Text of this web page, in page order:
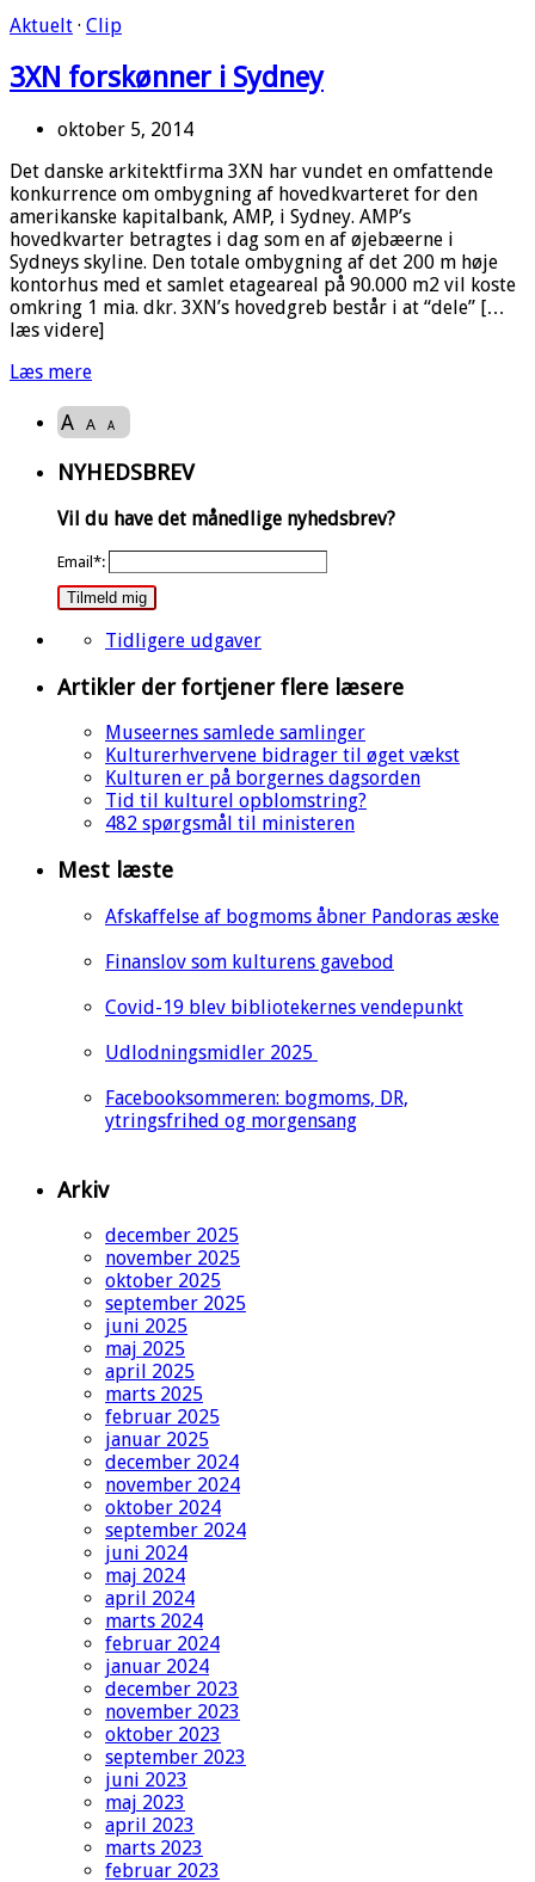
Aktuelt · Clip
3XN forskønner i Sydney
oktober 5, 2014
Det danske arkitektfirma 3XN har vundet en omfattende
konkurrence om ombygning af hovedkvarteret for den
amerikanske kapitalbank, AMP, i Sydney. AMP’s
hovedkvarter betragtes i dag som en af øjebæerne i
Sydneys skyline. Den totale ombygning af det 200 m høje
kontorhus med et samlet etageareal på 90.000 m2 vil koste
omkring 1 mia. dkr. 3XN’s hovedgreb består i at “dele” […
læs videre]
Læs mere
A A A
NYHEDSBREV
Vil du have det månedlige nyhedsbrev?
Email*:
Tilmeld mig
Tidligere udgaver
Artikler der fortjener flere læsere
Museernes samlede samlinger
Kulturerhvervene bidrager til øget vækst
Kulturen er på borgernes dagsorden
Tid til kulturel opblomstring?
482 spørgsmål til ministeren
Mest læste
Afskaffelse af bogmoms åbner Pandoras æske
Finanslov som kulturens gavebod
Covid-19 blev bibliotekernes vendepunkt
Udlodningsmidler 2025
Facebooksommeren: bogmoms, DR,
ytringsfrihed og morgensang
Arkiv
december 2025
november 2025
oktober 2025
september 2025
juni 2025
maj 2025
april 2025
marts 2025
februar 2025
januar 2025
december 2024
november 2024
oktober 2024
september 2024
juni 2024
maj 2024
april 2024
marts 2024
februar 2024
januar 2024
december 2023
november 2023
oktober 2023
september 2023
juni 2023
maj 2023
april 2023
marts 2023
februar 2023